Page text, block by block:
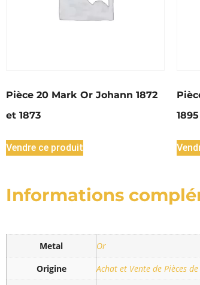
Pièce 20 Mark Or Johann 1872
et 1873
Vendre ce produit
1895
Informations
Metal
Or
Origine
Achat et Vente de Pièces